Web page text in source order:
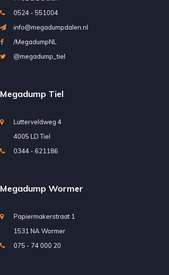
0524 - 551004
info@megadumpdalen.nl
/MegadumpNL
@megadump_tiel
Megadump Tiel
Lutterveldweg 4
4005 LD Tiel
0344 - 621186
Megadump Wormer
Papiermakerstraat 1
1531 NA Wormer
075 - 74 000 20